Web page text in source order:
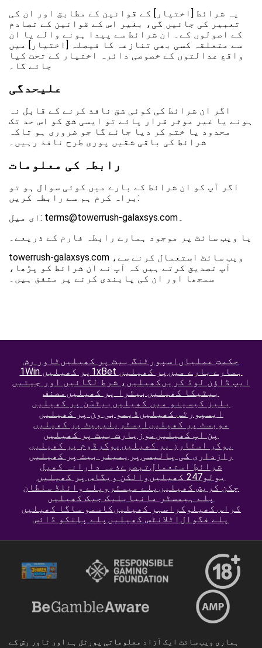
یہ شرائط [اختیار] کے قوانین کے مطابق اور ان کی
تعبیر کی جائیں گی، بغیر اس کے قوانین کے تصادم
کے اصولوں کے۔ ان شرائط سے پیدا ہونے والے یا ان
سے متعلقہ کسی بھی تنازعہ کا فیصلہ [اختیار] میں
واقع عدالتوں کے خصوصی دائرہ اختیار کے تحت کیا
جائے گا۔
علیحدگی
اگر ان شرائط کی کوئی شق نافذ کرنے کے قابل نہ
ہونے یا غیر موثر قرار پائے تو ایسی شق کو اس حد تک
محدود یا ختم کر دیا جائے گا جو ضروری ہو تاکہ
شرائط کی باقی شقیں پوری طرح نافذ رہیں۔
رابطہ کی معلومات
اگر آپ کو ان شرائط کے بارے میں کوئی سوال ہو تو
براہ کرم ہم سے رابطہ کریں:
ای میل: terms@towerrush-galaxsys.com۔
یا ویب سائٹ پر موجود ہمارے رابطہ فارم کے ذریعے۔
towerrush-galaxsys.com ویب سائٹ استعمال کرنے سے،
آپ تصدیق کرتے ہیں کہ آپ نے ان شرائط کو پڑھا،
سمجھا اور ان کی پابندی کرنے پر متفق ہیں۔
ٹاور رش اسپورٹنگ بیٹ پر کھیلیں حکمتِ عملیاں
1Win پر کھیلیں
1xBet پر کھیلیں ہمارے بارے میں
کھیلیں، شرط لگائیں اور جیتیںایپ ڈاؤن لوڈ کریں
مصنف بیٹرا پر کھیلیں بیٹیکا کھیلیں
بیٹسَن پر کھیلیں بلیز کیسینو میں کھیلیں
بی ون پر کھیلیں ڈیمو ایسپورٹس کھیلیں
ایسٹریلیبیٹ پر کھیلیں موبسٹ پر کھیلیں
موزیارت بیٹ پر کھیلیں پن اپ کھیلیں
پوکرڈوم پر کھیلیں پوکر اسٹارز پر کھیلیں
پریمیئر بیٹ پر کھیلیں رازداری کی پالیسی
ذمہ دارانہ کھیلتبصرے شرائطِ استعمال
والکن ویگاس پر کھیلیں
یولو247 کھیلیں
پلے وائلڈ سلطان پلے میسٹرو چکن کریش کھیلیں
بلیک جیک کھیلیں پلے ہیمسٹر مانیا
کاسمو ساگا کھیلیںکراسہر کھیلیں کراس کھیلو
پلے پلِنکو ڈائس اٹلانٹس کھیلیں پلے فگوال
ہماری ویب سائٹ ایک آزاد معلوماتی پورٹل ہے اور ٹاور رش کے